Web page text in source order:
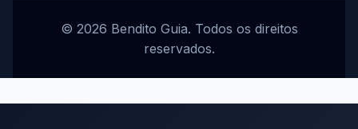
© 2026 Bendito Guia. Todos os direitos
reservados.